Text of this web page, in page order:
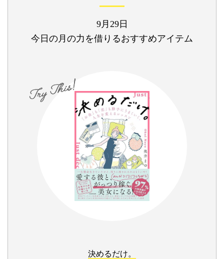
9月29日
今日の月の力を借りるおすすめアイテム
決めるだけ。